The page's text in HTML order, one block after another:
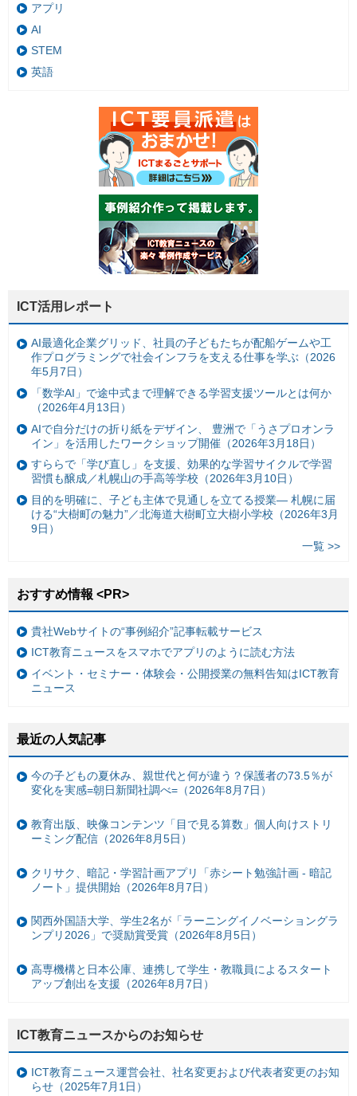
アプリ
AI
STEM
英語
ICT活用レポート
AI最適化企業グリッド、社員の子どもたちが配船ゲームや工
作プログラミングで社会インフラを支える仕事を学ぶ（2026
年5月7日）
「数学AI」で途中式まで理解できる学習支援ツールとは何か
（2026年4月13日）
AIで自分だけの折り紙をデザイン、 豊洲で「うさプロオンラ
イン」を活用したワークショップ開催（2026年3月18日）
すららで「学び直し」を支援、効果的な学習サイクルで学習
習慣も醸成／札幌山の手高等学校（2026年3月10日）
目的を明確に、子ども主体で見通しを立てる授業— 札幌に届
ける“大樹町の魅力”／北海道大樹町立大樹小学校（2026年3月
9日）
一覧 >>
おすすめ情報 <PR>
貴社Webサイトの“事例紹介”記事転載サービス
ICT教育ニュースをスマホでアプリのように読む方法
イベント・セミナー・体験会・公開授業の無料告知はICT教育
ニュース
最近の人気記事
今の子どもの夏休み、親世代と何が違う？保護者の73.5％が
変化を実感=朝日新聞社調べ=（2026年8月7日）
教育出版、映像コンテンツ「目で見る算数」個人向けストリ
ーミング配信（2026年8月5日）
クリサク、暗記・学習計画アプリ「赤シート勉強計画 - 暗記
ノート」提供開始（2026年8月7日）
関西外国語大学、学生2名が「ラーニングイノベーショングラ
ンプリ2026」で奨励賞受賞（2026年8月5日）
高専機構と日本公庫、連携して学生・教職員によるスタート
アップ創出を支援（2026年8月7日）
ICT教育ニュースからのお知らせ
ICT教育ニュース運営会社、社名変更および代表者変更のお知
らせ（2025年7月1日）